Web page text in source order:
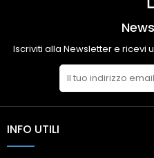
Iscriviti alla Newsletter e ricevi
INFO UTILI